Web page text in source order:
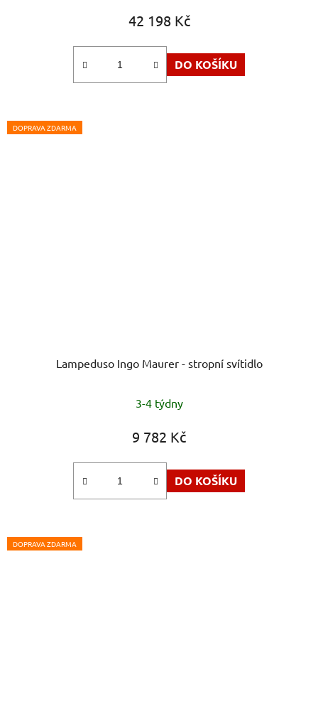
42 198 Kč
DO KOŠÍKU
DOPRAVA ZDARMA
Lampeduso Ingo Maurer - stropní svítidlo
3-4 týdny
9 782 Kč
DO KOŠÍKU
DOPRAVA ZDARMA